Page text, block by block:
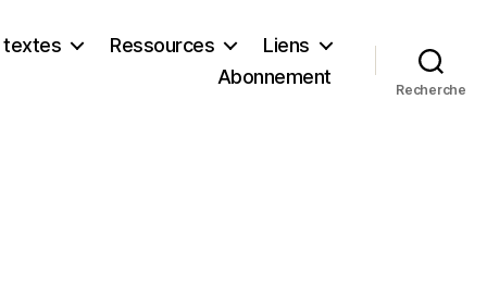
textes Ressources
Liens
Abonnement
Recherche